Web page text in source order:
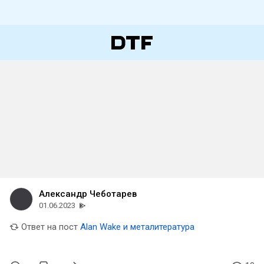
Александр Чеботарев
01.06.2023
Ответ на пост Alan Wake и металитература